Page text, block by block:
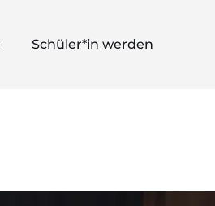
Schüler*in werden